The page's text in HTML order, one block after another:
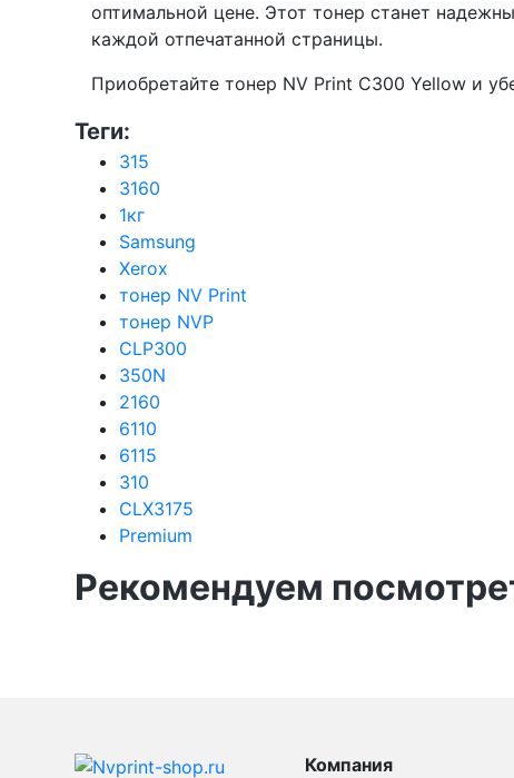
оптимальной цене. Этот тонер станет
каждой отпечатанной страницы.
Приобретайте тонер NV Print C300 Yellow и
Теги:
315
3160
1кг
Samsung
Xerox
тонер NV Print
тонер NVP
CLP300
350N
2160
6110
6115
310
CLX3175
Premium
Рекомендуем
Компания